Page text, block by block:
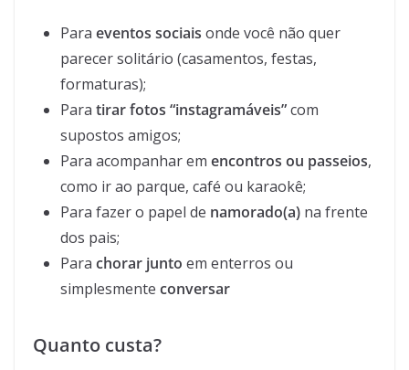
Para eventos sociais onde você não quer
parecer solitário (casamentos, festas,
formaturas);
Para tirar fotos “instagramáveis”com
supostos amigos;
Para acompanhar em encontros ou passeios,
como ir ao parque, café ou karaokê;
Para fazer o papel de namorado(a) na frente
dos pais;
Para chorar junto em enterros ou
simplesmente conversar
Quanto custa?